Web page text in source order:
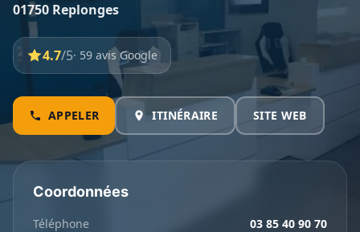
01750 Replonges
4.7/5· 59 avis Google
APPELER ITINÉRAIRE SITE WEB
Coordonnées
Téléphone 03 85 40 90 70